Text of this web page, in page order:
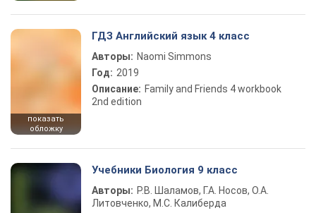
показать
обложку
ГДЗ Английский язык 4 класс
Авторы: Naomi Simmons
Год: 2019
Описание: Family and Friends 4 workbook
2nd edition
Учебники Биология 9 класс
Авторы: Р.В. Шаламов, Г.А. Носов, О.А.
Литовченко, М.С. Калиберда